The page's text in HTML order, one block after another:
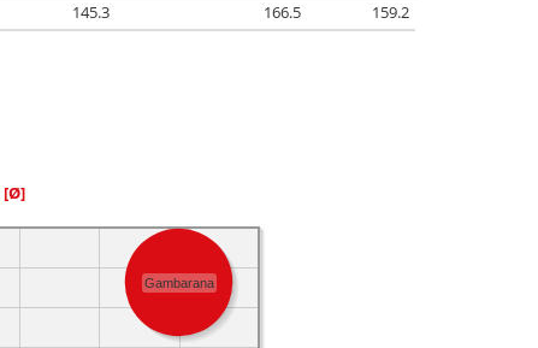
145.3 166.5 159.2
[Ø]
Gambarana